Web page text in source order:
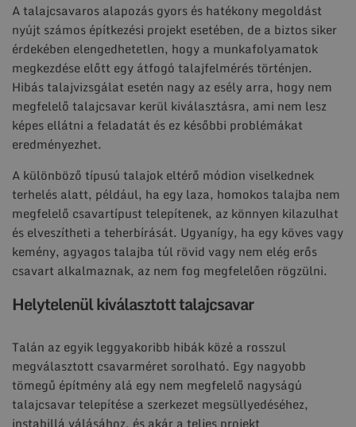
A talajcsavaros alapozás gyors és hatékony megoldást
nyújt számos építkezési projekt esetében, de a biztos siker
érdekében elengedhetetlen, hogy a munkafolyamatok
megkezdése előtt egy átfogó talajfelmérés történjen.
Hibás talajvizsgálat esetén nagy az esély arra, hogy nem
megfelelő talajcsavar kerül kiválasztásra, ami nem lesz
képes ellátni a feladatát és ez későbbi problémákat
eredményezhet.
A különböző típusú talajok eltérő módion viselkednek
terhelés alatt, például, ha egy laza, homokos talajba nem
megfelelő csavartípust telepítenek, az könnyen kilazulhat
és elveszítheti a teherbírását. Ugyanígy, ha egy köves vagy
kemény, agyagos talajba túl rövid vagy nem elég erős
csavart alkalmaznak, az nem fog megfelelően rögzülni.
Helytelenül kiválasztott talajcsavar
Talán az egyik leggyakoribb hibák közé a rosszul
megválasztott csavarméret sorolható. Egy nagyobb
tömegű építmény alá egy nem megfelelő nagyságú
talajcsavar telepítése a szerkezet megsüllyedéséhez,
instabillá válásához, és akár a teljes projekt